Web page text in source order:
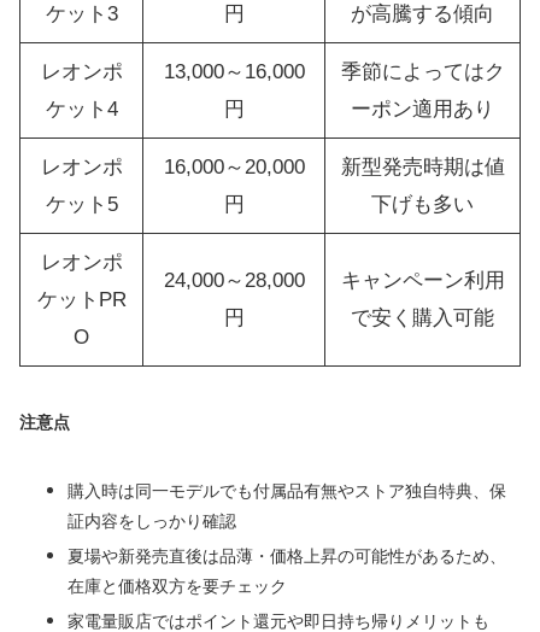
ケット3
円
が高騰する傾向
レオンポ
ケット4
13,000～16,000
円
季節によってはク
ーポン適用あり
レオンポ
ケット5
16,000～20,000
円
新型発売時期は値
下げも多い
レオンポ
ケットPR
O
24,000～28,000
円
キャンペーン利用
で安く購入可能
注意点
購入時は同一モデルでも付属品有無やストア独自特典、保
証内容をしっかり確認
夏場や新発売直後は品薄・価格上昇の可能性があるため、
在庫と価格双方を要チェック
家電量販店ではポイント還元や即日持ち帰りメリットも